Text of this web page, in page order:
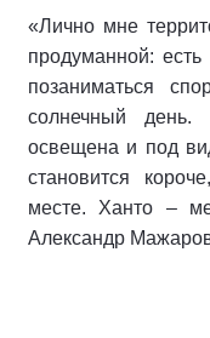
«Лично мне
продуманной: есть
позаниматься
солнечный
освещена и под
становится
месте. Ханто –
Александр